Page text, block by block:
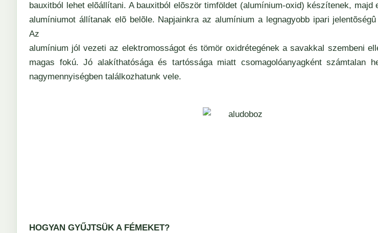
bauxitból lehet elõállítani. A bauxitból elõször timföldet (alumínium-oxid) készítenek, majd
alumíniumot állítanak elõ belõle. Napjainkra az alumínium a legnagyobb ipari
Az
alumínium jól vezeti az elektromosságot és tömör oxidrétegének a savakkal szembeni
magas fokú. Jó alakíthatósága és tartóssága miatt csomagolóanyagként számtalan
nagymennyiségben találkozhatunk vele.
HOGYAN GYŰJTSÜK A FÉMEKET?